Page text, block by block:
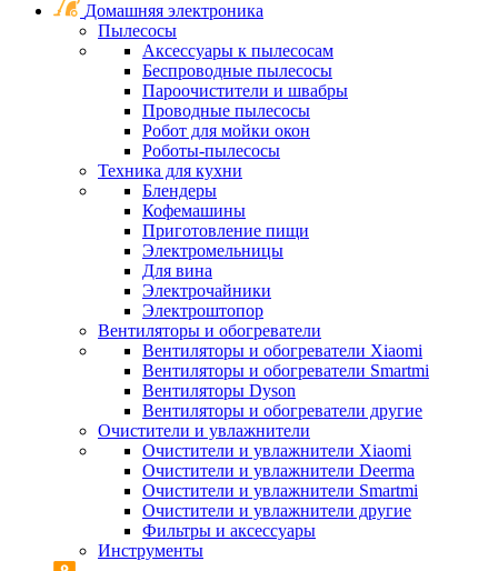
Домашняя электроника
Пылесосы
Аксессуары к пылесосам
Беспроводные пылесосы
Пароочистители и швабры
Проводные пылесосы
Робот для мойки окон
Роботы-пылесосы
Техника для кухни
Блендеры
Кофемашины
Приготовление пищи
Электромельницы
Для вина
Электрочайники
Электроштопор
Вентиляторы и обогреватели
Вентиляторы и обогреватели Xiaomi
Вентиляторы и обогреватели Smartmi
Вентиляторы Dyson
Вентиляторы и обогреватели другие
Очистители и увлажнители
Очистители и увлажнители Xiaomi
Очистители и увлажнители Deerma
Очистители и увлажнители Smartmi
Очистители и увлажнители другие
Фильтры и аксессуары
Инструменты